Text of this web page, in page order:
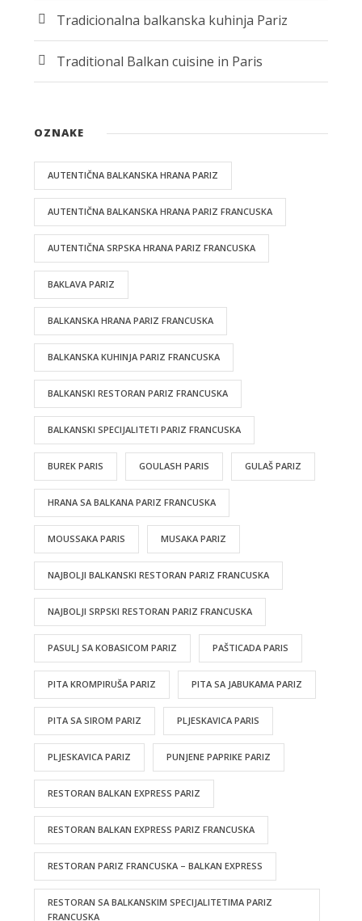
Tradicionalna balkanska kuhinja Pariz
Traditional Balkan cuisine in Paris
OZNAKE
AUTENTIČNA BALKANSKA HRANA PARIZ
AUTENTIČNA BALKANSKA HRANA PARIZ FRANCUSKA
AUTENTIČNA SRPSKA HRANA PARIZ FRANCUSKA
BAKLAVA PARIZ
BALKANSKA HRANA PARIZ FRANCUSKA
BALKANSKA KUHINJA PARIZ FRANCUSKA
BALKANSKI RESTORAN PARIZ FRANCUSKA
BALKANSKI SPECIJALITETI PARIZ FRANCUSKA
BUREK PARIS GOULASH PARIS GULAŠ PARIZ
HRANA SA BALKANA PARIZ FRANCUSKA
MOUSSAKA PARIS MUSAKA PARIZ
NAJBOLJI BALKANSKI RESTORAN PARIZ FRANCUSKA
NAJBOLJI SRPSKI RESTORAN PARIZ FRANCUSKA
PASULJ SA KOBASICOM PARIZ PAŠTICADA PARIS
PITA KROMPIRUŠA PARIZ PITA SA JABUKAMA PARIZ
PITA SA SIROM PARIZ PLJESKAVICA PARIS
PLJESKAVICA PARIZ PUNJENE PAPRIKE PARIZ
RESTORAN BALKAN EXPRESS PARIZ
RESTORAN BALKAN EXPRESS PARIZ FRANCUSKA
RESTORAN PARIZ FRANCUSKA – BALKAN EXPRESS
RESTORAN SA BALKANSKIM SPECIJALITETIMA PARIZ
FRANCUSKA